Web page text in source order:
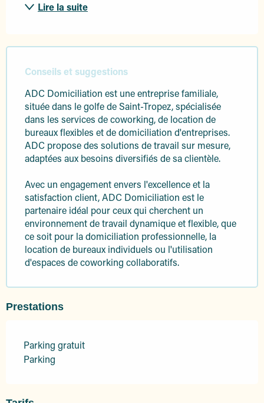
Lire la suite
Conseils et suggestions
ADC Domiciliation est une entreprise familiale,
située dans le golfe de Saint-Tropez, spécialisée
dans les services de coworking, de location de
bureaux flexibles et de domiciliation d'entreprises.
ADC propose des solutions de travail sur mesure,
adaptées aux besoins diversifiés de sa clientèle.
Avec un engagement envers l'excellence et la
satisfaction client, ADC Domiciliation est le
partenaire idéal pour ceux qui cherchent un
environnement de travail dynamique et flexible, que
ce soit pour la domiciliation professionnelle, la
location de bureaux individuels ou l'utilisation
d'espaces de coworking collaboratifs.
Prestations
Parking gratuit
Parking